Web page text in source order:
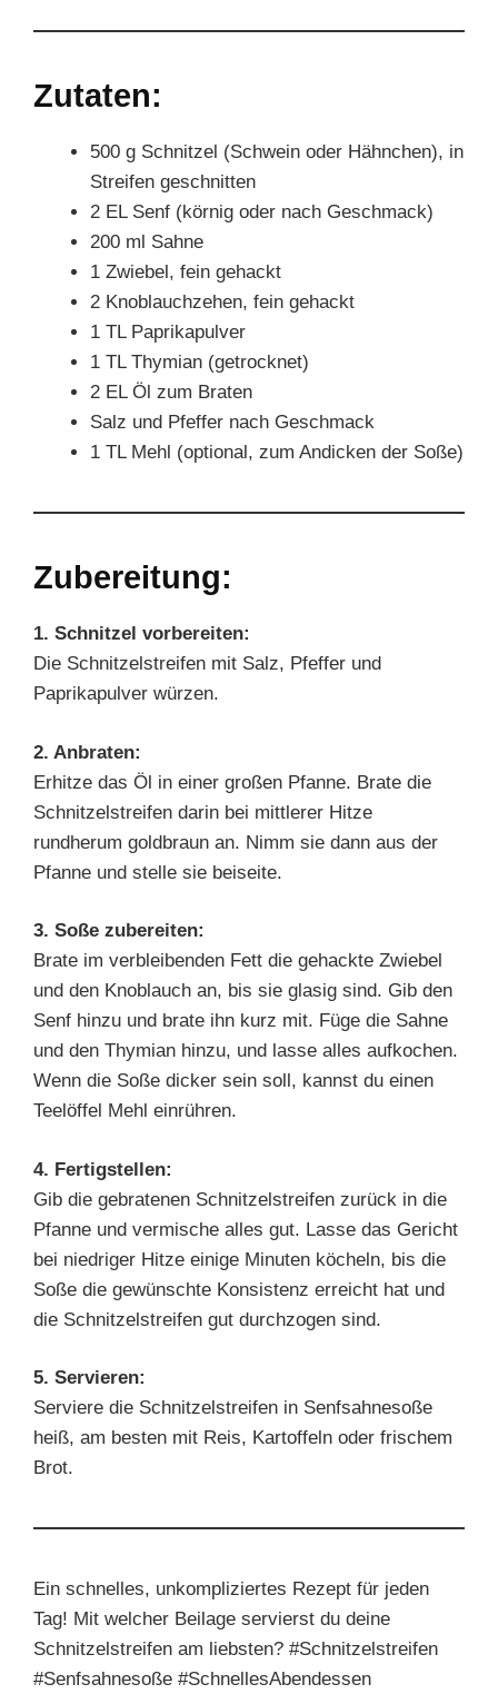
Zutaten:
500 g Schnitzel (Schwein oder Hähnchen), in
Streifen geschnitten
2 EL Senf (körnig oder nach Geschmack)
200 ml Sahne
1 Zwiebel, fein gehackt
2 Knoblauchzehen, fein gehackt
1 TL Paprikapulver
1 TL Thymian (getrocknet)
2 EL Öl zum Braten
Salz und Pfeffer nach Geschmack
1 TL Mehl (optional, zum Andicken der Soße)
Zubereitung:
1. Schnitzel vorbereiten:
Die Schnitzelstreifen mit Salz, Pfeffer und
Paprikapulver würzen.
2. Anbraten:
Erhitze das Öl in einer großen Pfanne. Brate die
Schnitzelstreifen darin bei mittlerer Hitze
rundherum goldbraun an. Nimm sie dann aus der
Pfanne und stelle sie beiseite.
3. Soße zubereiten:
Brate im verbleibenden Fett die gehackte Zwiebel
und den Knoblauch an, bis sie glasig sind. Gib den
Senf hinzu und brate ihn kurz mit. Füge die Sahne
und den Thymian hinzu, und lasse alles aufkochen.
Wenn die Soße dicker sein soll, kannst du einen
Teelöffel Mehl einrühren.
4. Fertigstellen:
Gib die gebratenen Schnitzelstreifen zurück in die
Pfanne und vermische alles gut. Lasse das Gericht
bei niedriger Hitze einige Minuten köcheln, bis die
Soße die gewünschte Konsistenz erreicht hat und
die Schnitzelstreifen gut durchzogen sind.
5. Servieren:
Serviere die Schnitzelstreifen in Senfsahnesoße
heiß, am besten mit Reis, Kartoffeln oder frischem
Brot.
Ein schnelles, unkompliziertes Rezept für jeden
Tag! Mit welcher Beilage servierst du deine
Schnitzelstreifen am liebsten? #Schnitzelstreifen
#Senfsahnesoße #SchnellesAbendessen